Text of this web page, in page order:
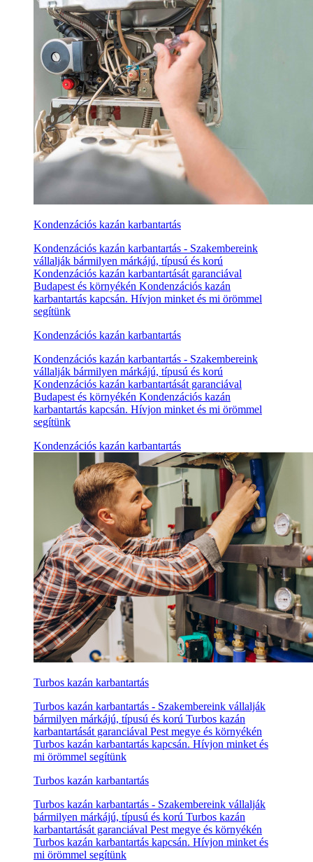
Kondenzációs kazán karbantartás
Kondenzációs kazán karbantartás - Szakembereink
vállalják bármilyen márkájú, típusú és korú
Kondenzációs kazán karbantartását garanciával
Budapest és környékén Kondenzációs kazán
karbantartás kapcsán. Hívjon minket és mi örömmel
segítünk
Kondenzációs kazán karbantartás
Kondenzációs kazán karbantartás - Szakembereink
vállalják bármilyen márkájú, típusú és korú
Kondenzációs kazán karbantartását garanciával
Budapest és környékén Kondenzációs kazán
karbantartás kapcsán. Hívjon minket és mi örömmel
segítünk
Kondenzációs kazán karbantartás
Turbos kazán karbantartás
Turbos kazán karbantartás - Szakembereink vállalják
bármilyen márkájú, típusú és korú Turbos kazán
karbantartását garanciával Pest megye és környékén
Turbos kazán karbantartás kapcsán. Hívjon minket és
mi örömmel segítünk
Turbos kazán karbantartás
Turbos kazán karbantartás - Szakembereink vállalják
bármilyen márkájú, típusú és korú Turbos kazán
karbantartását garanciával Pest megye és környékén
Turbos kazán karbantartás kapcsán. Hívjon minket és
mi örömmel segítünk